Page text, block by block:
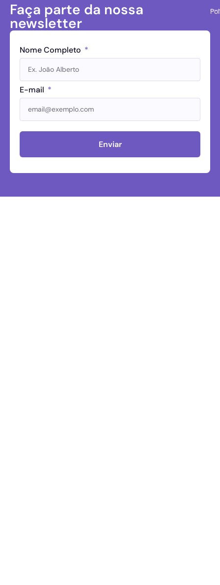
Faça parte da nossa
newsletter
Nome Completo
E-mail
Enviar